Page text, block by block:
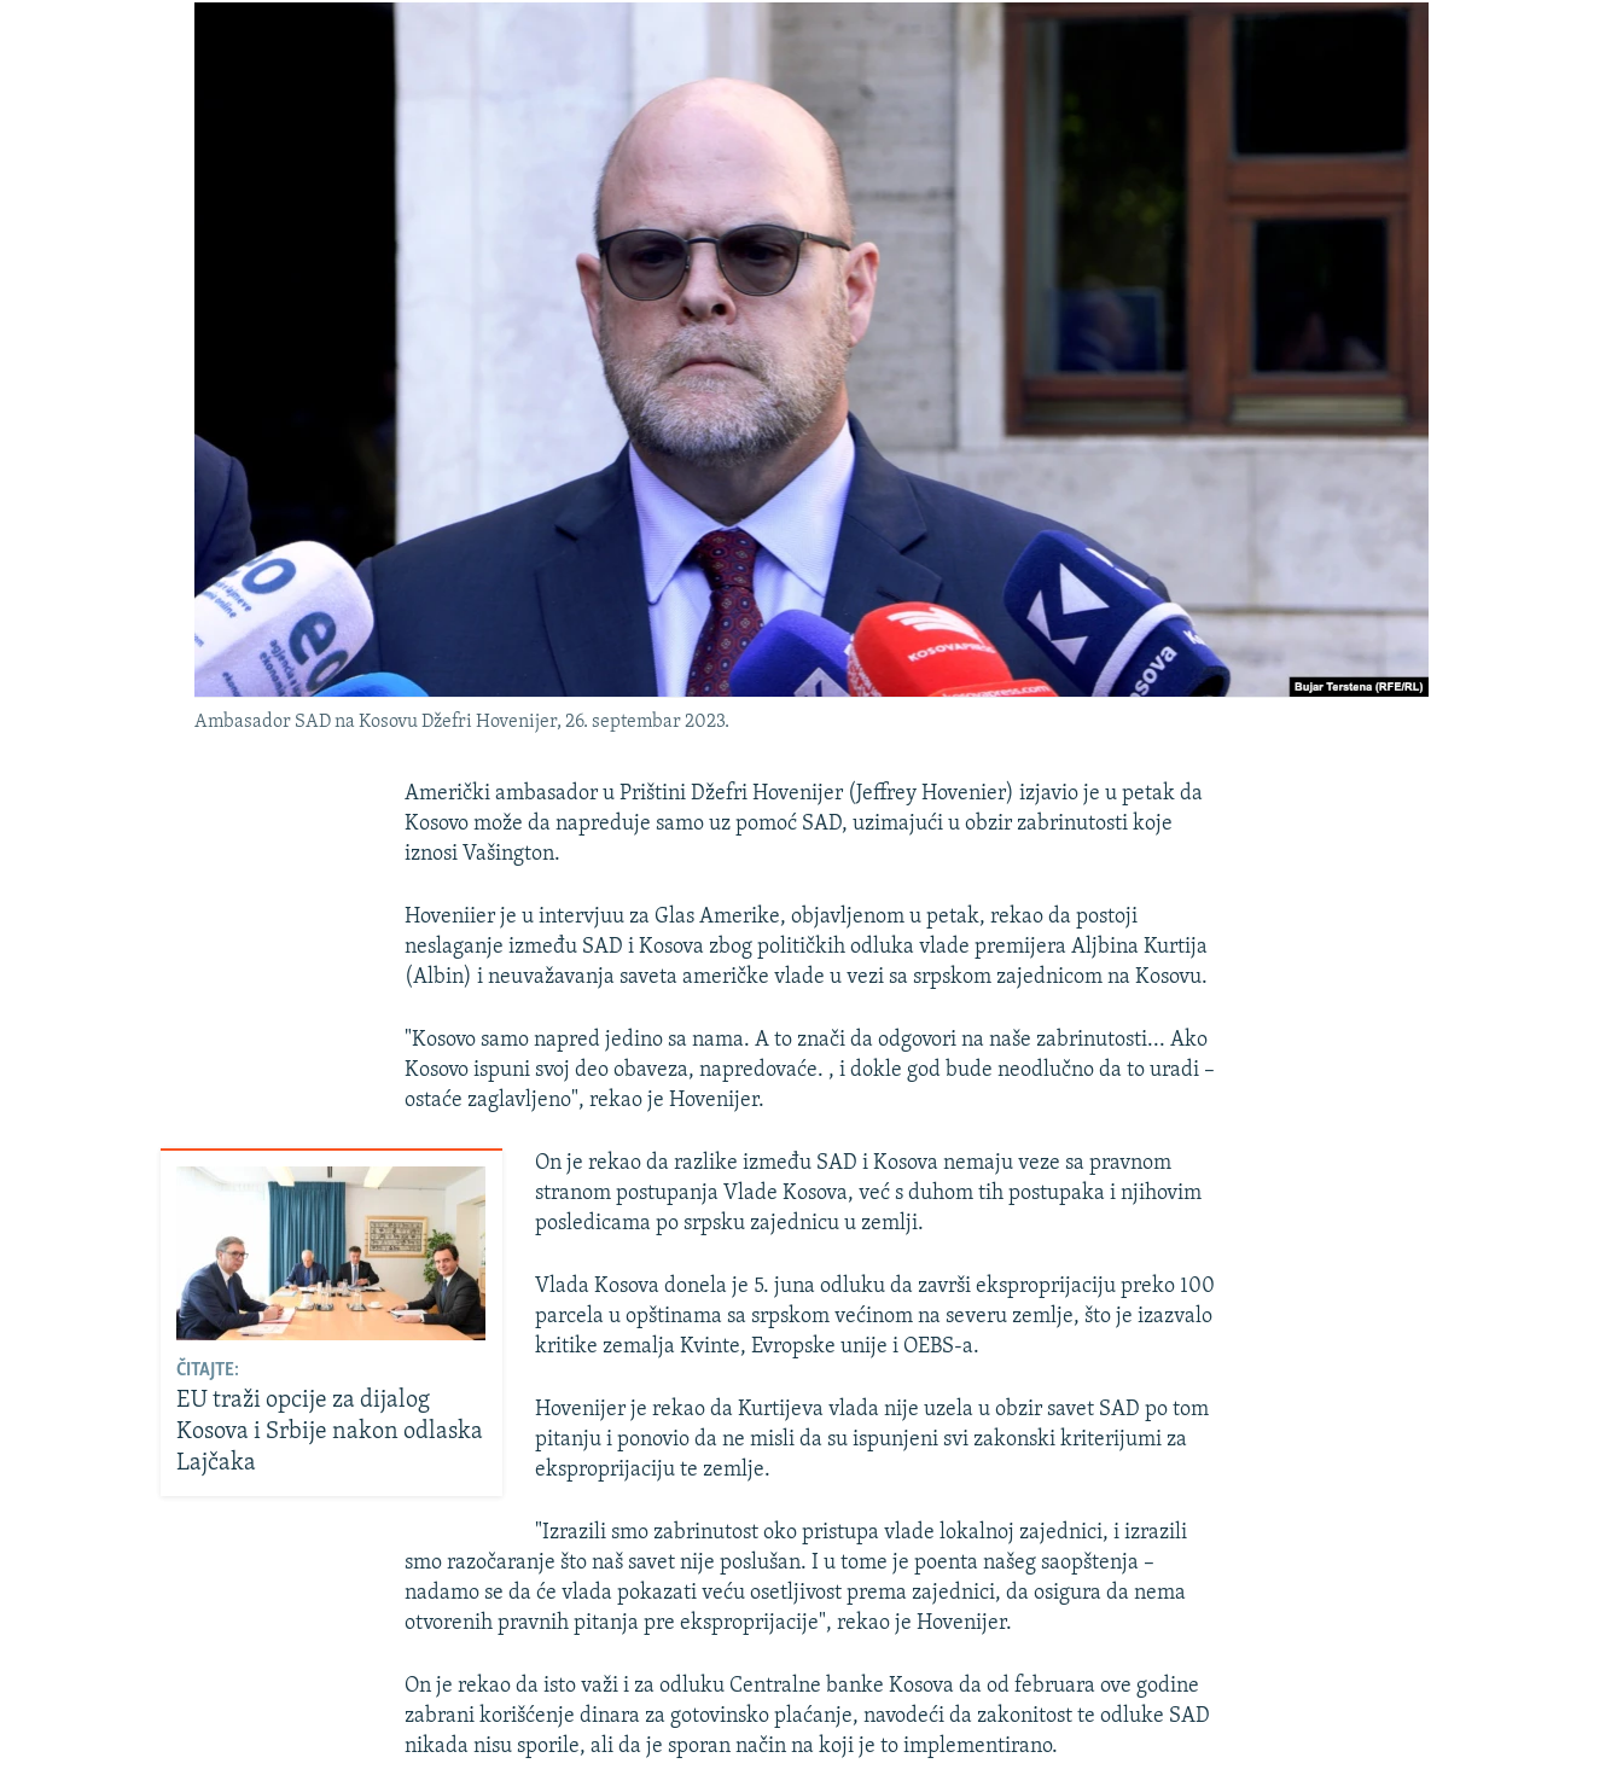
NASTANAK I RASPAD JUGOSLAVIJE
Ambasador SAD na Kosovu Džefri Hovenijer, 26. septembar 2023.
Američki ambasador u Prištini Džefri Hovenijer (Jeffrey Hovenier) izjavio je u petak da
Kosovo može da napreduje samo uz pomoć SAD, uzimajući u obzir zabrinutosti koje
iznosi Vašington.
Hoveniier je u intervjuu za Glas Amerike, objavljenom u petak, rekao da postoji
neslaganje između SAD i Kosova zbog političkih odluka vlade premijera Aljbina Kurtija
(Albin) i neuvažavanja saveta američke vlade u vezi sa srpskom zajednicom na Kosovu.
"Kosovo samo napred jedino sa nama. A to znači da odgovori na naše zabrinutosti... Ako
Kosovo ispuni svoj deo obaveza, napredovaće. , i dokle god bude neodlučno da to uradi –
ostaće zaglavljeno", rekao je Hovenijer.
ČITAJTE:
EU traži opcije za dijalog
Kosova i Srbije nakon odlaska
Lajčaka
On je rekao da razlike između SAD i Kosova nemaju veze sa pravnom
stranom postupanja Vlade Kosova, već s duhom tih postupaka i njihovim
posledicama po srpsku zajednicu u zemlji.
Vlada Kosova donela je 5. juna odluku da završi eksproprijaciju preko 100
parcela u opštinama sa srpskom većinom na severu zemlje, što je izazvalo
kritike zemalja Kvinte, Evropske unije i OEBS-a.
Hovenijer je rekao da Kurtijeva vlada nije uzela u obzir savet SAD po tom
pitanju i ponovio da ne misli da su ispunjeni svi zakonski kriterijumi za
eksproprijaciju te zemlje.
"Izrazili smo zabrinutost oko pristupa vlade lokalnoj zajednici, i izrazili
smo razočaranje što naš savet nije poslušan. I u tome je poenta našeg saopštenja –
nadamo se da će vlada pokazati veću osetljivost prema zajednici, da osigura da nema
otvorenih pravnih pitanja pre eksproprijacije", rekao je Hovenijer.
On je rekao da isto važi i za odluku Centralne banke Kosova da od februara ove godine
zabrani korišćenje dinara za gotovinsko plaćanje, navodeći da zakonitost te odluke SAD
nikada nisu sporile, ali da je sporan način na koji je to implementirano.